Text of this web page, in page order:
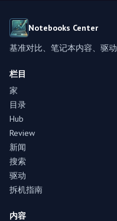
Notebooks Center
基准对比、笔记本内容、驱
栏目
家
目录
Hub
Review
新闻
搜索
驱动
拆机指南
内容